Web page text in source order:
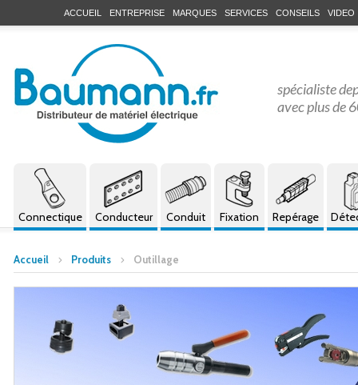
ACCUEIL ENTREPRISE MARQUES SERVICES CONSEILS VIDEO
Connectique Conducteur Conduit Fixation Repérage
spécialiste
avec plus de
Accueil Produits Outillage